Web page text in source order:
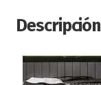
Descripción